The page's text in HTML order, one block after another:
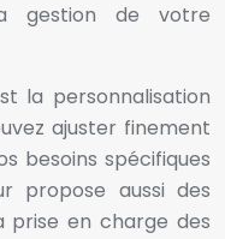
gestion de votre
la personnalisation
ajuster finement
besoins spécifiques
propose aussi des
prise en charge des